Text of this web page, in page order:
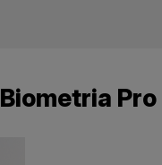
Biometria Pro